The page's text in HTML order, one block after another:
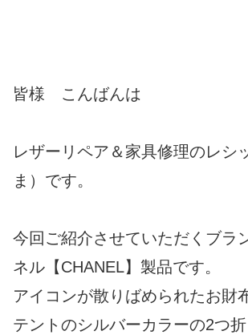
皆様 こんばんは
レザーリペア＆家具修理のレ
ま）です。
今回ご紹介させていただくブラ
ネル【CHANEL】製品です。
アイコンが散りばめられたお財
テントのシルバーカラーの2つ折